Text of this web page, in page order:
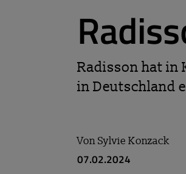
Radisson hat in
in Deutschland
VonSylvie Konzack
07.02.2024